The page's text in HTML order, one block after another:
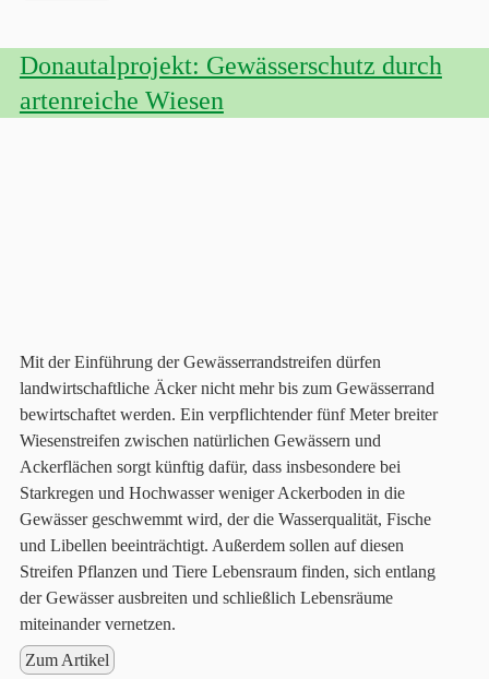
Donautalprojekt: Gewässerschutz durch
artenreiche Wiesen
Mit der Einführung der Gewässerrandstreifen dürfen
landwirtschaftliche Äcker nicht mehr bis zum Gewässerrand
bewirtschaftet werden. Ein verpflichtender fünf Meter breiter
Wiesenstreifen zwischen natürlichen Gewässern und
Ackerflächen sorgt künftig dafür, dass insbesondere bei
Starkregen und Hochwasser weniger Ackerboden in die
Gewässer geschwemmt wird, der die Wasserqualität, Fische
und Libellen beeinträchtigt. Außerdem sollen auf diesen
Streifen Pflanzen und Tiere Lebensraum finden, sich entlang
der Gewässer ausbreiten und schließlich Lebensräume
miteinander vernetzen.
Zum Artikel